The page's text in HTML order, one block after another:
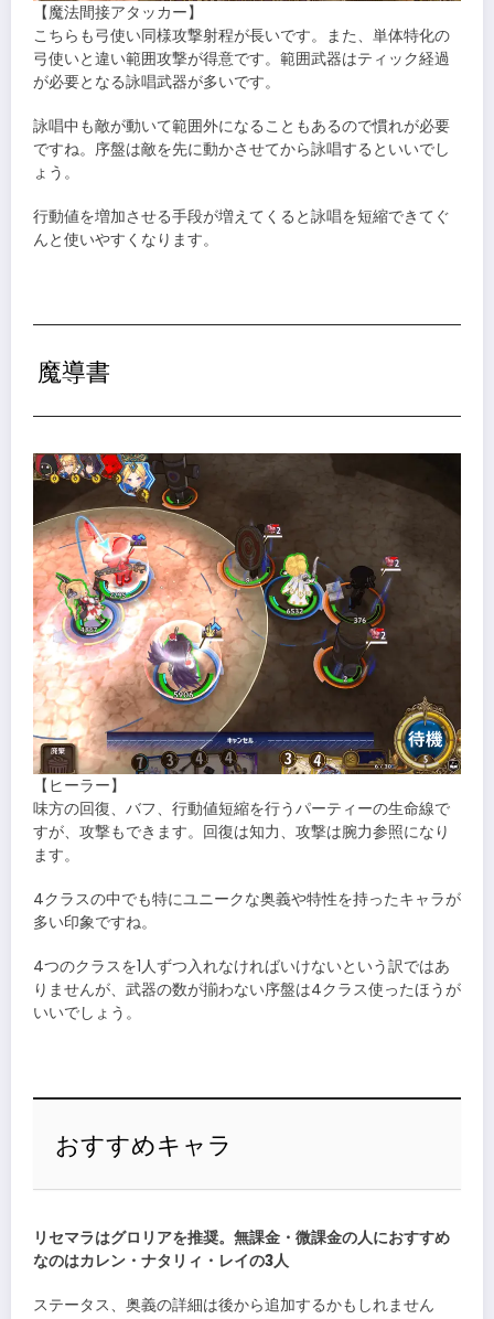
【魔法間接アタッカー】
こちらも弓使い同様攻撃射程が長いです。また、単体特化の
弓使いと違い範囲攻撃が得意です。範囲武器はティック経過
が必要となる詠唱武器が多いです。
詠唱中も敵が動いて範囲外になることもあるので慣れが必要
ですね。序盤は敵を先に動かさせてから詠唱するといいでし
ょう。
行動値を増加させる手段が増えてくると詠唱を短縮できてぐ
んと使いやすくなります。
魔導書
【ヒーラー】
味方の回復、バフ、行動値短縮を行うパーティーの生命線で
すが、攻撃もできます。回復は知力、攻撃は腕力参照になり
ます。
4クラスの中でも特にユニークな奥義や特性を持ったキャラが
多い印象ですね。
4つのクラスを1人ずつ入れなければいけないという訳ではあ
りませんが、武器の数が揃わない序盤は4クラス使ったほうが
いいでしょう。
おすすめキャラ
リセマラはグロリアを推奨。無課金・微課金の人におすすめ
なのはカレン・ナタリィ・レイの3人
ステータス、奥義の詳細は後から追加するかもしれません